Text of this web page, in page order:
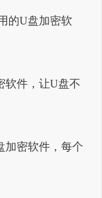
的U盘加密软
软件，让U盘不
加密软件，每个